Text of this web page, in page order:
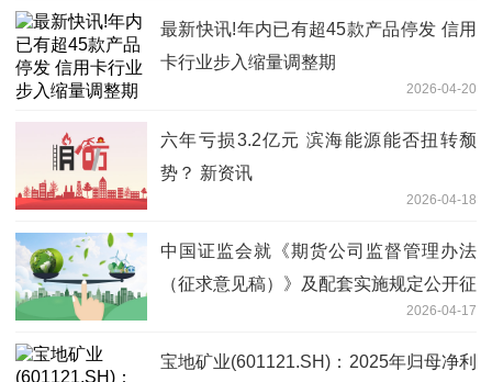
最新快讯!年内已有超45款产品停发 信用
卡行业步入缩量调整期
2026-04-20
六年亏损3.2亿元 滨海能源能否扭转颓
势？ 新资讯
2026-04-18
中国证监会就《期货公司监督管理办法
（征求意见稿）》及配套实施规定公开征
2026-04-17
宝地矿业(601121.SH)：2025年归母净利